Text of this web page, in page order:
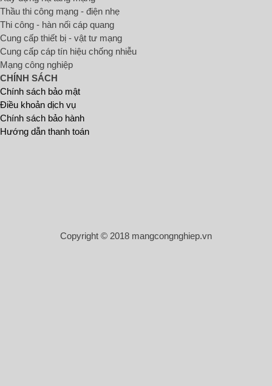
Thầu thi công mạng - điện nhẹ
Thi công - hàn nối cáp quang
Cung cấp thiết bị - vật tư mạng
Cung cấp cáp tín hiệu chống nhiễu
Mạng công nghiệp
CHÍNH SÁCH
Chính sách bảo mật
Điều khoản dịch vụ
Chính sách bảo hành
Hướng dẫn thanh toán
Copyright © 2018 mangcongnghiep.vn